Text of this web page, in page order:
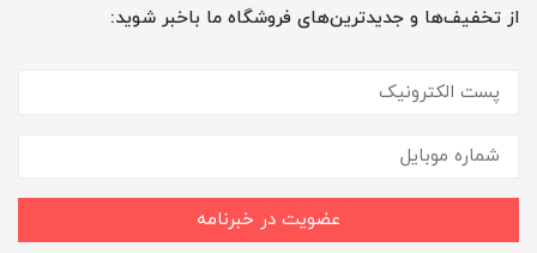
از تخفیف‌ها و جدیدترین‌های فروشگاه ما باخبر شوید:
عضویت در خبرنامه